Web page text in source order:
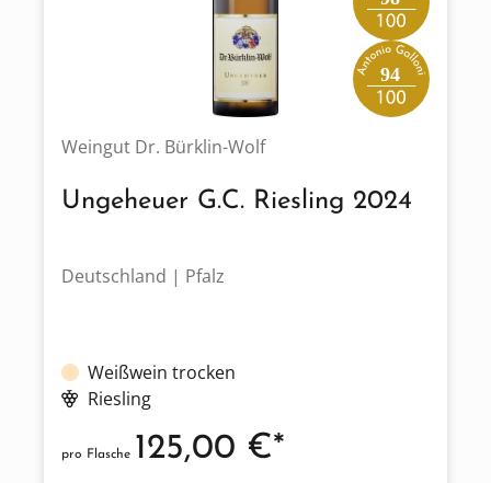
94
Weingut Dr. Bürklin-Wolf
Ungeheuer G.C. Riesling 2024
Deutschland | Pfalz
Weißwein trocken
Riesling
pro Flasche 125,00 €*